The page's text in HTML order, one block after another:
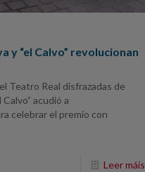
y “el Calvo” revolucionan
Teatro Real disfrazadas de
acudió a
celebrar el premio con
Leer máis